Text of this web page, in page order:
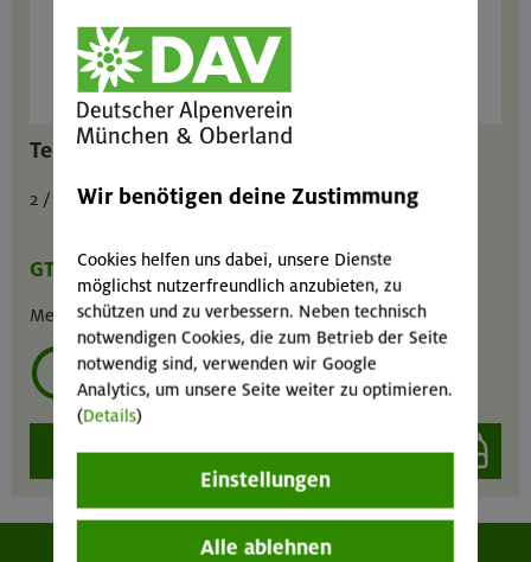
Teleskopstöcke 3-teilig
2 / 1 / 4 € pro Tag
GT MA GIL
Menge :1
mehrmals ausleihen?
auswählen
Wir benötigen deine Zustimmung
Cookies helfen uns dabei, unsere Dienste
möglichst nutzerfreundlich anzubieten, zu
schützen und zu verbessern. Neben technisch
notwendigen Cookies, die zum Betrieb der Seite
notwendig sind, verwenden wir Google
Analytics, um unsere Seite weiter zu optimieren.
(Details)
Einstellungen
Alle ablehnen